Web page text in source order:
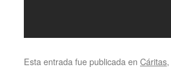
Esta entrada fue publicada en Cáritas,